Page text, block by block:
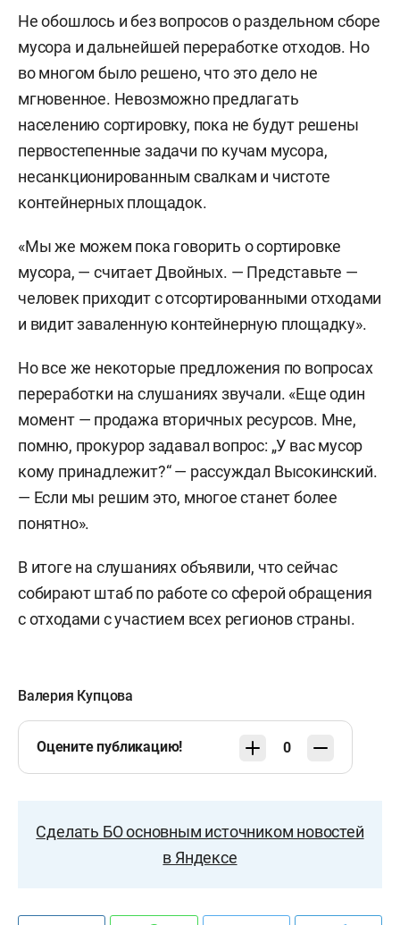
Не обошлось и без вопросов о раздельном сборе
мусора и дальнейшей переработке отходов. Но
во многом было решено, что это дело не
мгновенное. Невозможно предлагать
населению сортировку, пока не будут решены
первостепенные задачи по кучам мусора,
несанкционированным свалкам и чистоте
контейнерных площадок.
«Мы же можем пока говорить о сортировке
мусора, — считает Двойных. — Представьте —
человек приходит с отсортированными отходами
и видит заваленную контейнерную площадку».
Но все же некоторые предложения по вопросах
переработки на слушаниях звучали. «Еще один
момент — продажа вторичных ресурсов. Мне,
помню, прокурор задавал вопрос: „У вас мусор
кому принадлежит?“ — рассуждал Высокинский.
— Если мы решим это, многое станет более
понятно».
В итоге на слушаниях объявили, что сейчас
собирают штаб по работе со сферой обращения
с отходами с участием всех регионов страны.
Валерия Купцова
Оцените публикацию! 0
Сделать БО основным источником новостей
в Яндексе